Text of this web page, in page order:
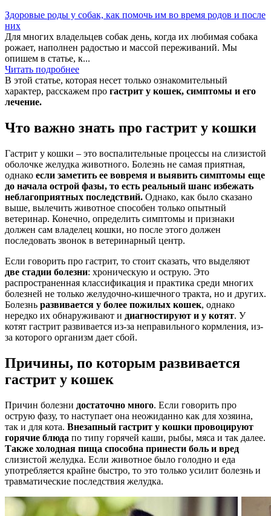
Здоровые роды у собак, как помочь им во время родов и после
них
Для многих владельцев собак день, когда их любимая собака
рожает, наполнен радостью и массой переживаний. Мы
опишем в статье, к...
Читать подробнее
В этой статье, которая несет только ознакомительный
характер, расскажем про гастрит у кошек, симптомы и его
лечение.
Что важно знать про гастрит у кошки
Гастрит у кошки – это воспалительные процессы на слизистой
оболочке желудка животного. Болезнь не самая приятная,
однако если заметить ее вовремя и выявить симптомы еще
до начала острой фазы, то есть реальный шанс избежать
неблагоприятных последствий. Однако, как было сказано
выше, вылечить животное способен только опытный
ветеринар. Конечно, определить симптомы и признаки
должен сам владелец кошки, но после этого должен
последовать звонок в ветеринарный центр.
Если говорить про гастрит, то стоит сказать, что выделяют
две стадии болезни: хроническую и острую. Это
распространенная классификация и практика среди многих
болезней не только желудочно-кишечного тракта, но и других.
Болезнь развивается у более пожилых кошек, однако
нередко их обнаруживают и диагностируют и у котят. У
котят гастрит развивается из-за неправильного кормления, из-
за которого организм дает сбой.
Причины, по которым развивается
гастрит у кошек
Причин болезни достаточно много. Если говорить про
острую фазу, то наступает она неожиданно как для хозяина,
так и для кота. Внезапный гастрит у кошки провоцируют
горячие блюда по типу горячей каши, рыбы, мяса и так далее.
Также холодная пища способна принести боль и вред
слизистой желудка. Если животное было голодно и еда
употребляется крайне быстро, то это только усилит болезнь и
травматические последствия желудка.